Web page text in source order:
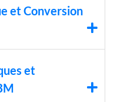
et Conversion
et